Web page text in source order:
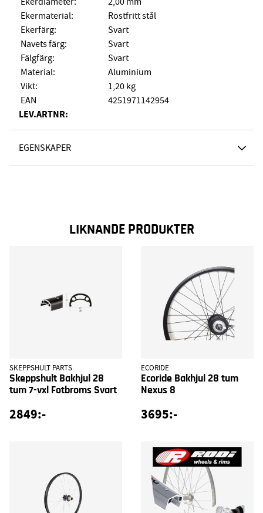
Ekermaterial:
Rostfritt stål
Ekerfärg:
Svart
Navets färg:
Svart
Fälgfärg:
Svart
Material:
Aluminium
Vikt:
1,20 kg
EAN
4251971142954
LEV.ARTNR:
EGENSKAPER
LIKNANDE PRODUKTER
SKEPPSHULT PARTS
Skeppshult Bakhjul 28
tum 7-vxl Fotbroms Svart
2849:-
ECORIDE
Ecoride Bakhjul 28 tum
Nexus 8
3695:-